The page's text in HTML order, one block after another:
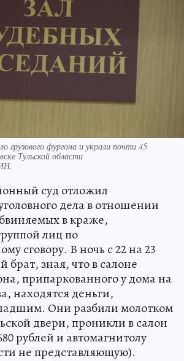
грузового фургона и украли почти 45
Тульской области
суд отложил
дела в отношении
в краже,
лиц по
сговору. В ночь с 22 на 23
брат, зная, что в салоне
припаркованного у дома на
находятся деньги,
Они разбили молотком
двери, проникли в салон
рублей и автомагнитолу
не представляющую).